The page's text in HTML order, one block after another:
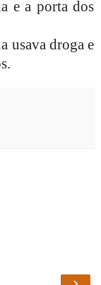
e a porta dos
usava droga e